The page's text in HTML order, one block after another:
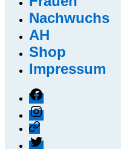
Nachwuchs
AH
Shop
Impressum
Facebook
Instagram
Threads
X